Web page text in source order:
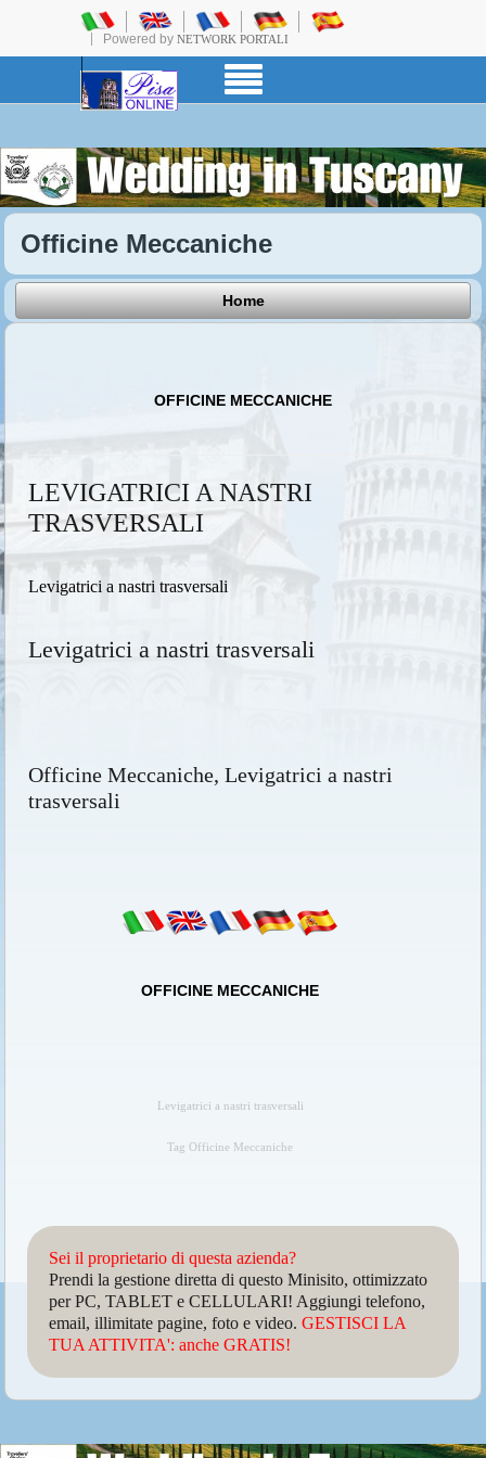
Powered by NETWORK PORTALI
Officine Meccaniche
Home
OFFICINE MECCANICHE
LEVIGATRICI A NASTRI
TRASVERSALI
Levigatrici a nastri trasversali
Levigatrici a nastri trasversali
Officine Meccaniche, Levigatrici a nastri
trasversali
OFFICINE MECCANICHE
Levigatrici a nastri trasversali
Tag Officine Meccaniche
Sei il proprietario di questa azienda?
Prendi la gestione diretta di questo Minisito, ottimizzato
per PC, TABLET e CELLULARI! Aggiungi telefono,
email, illimitate pagine, foto e video.GESTISCI LA
TUA ATTIVITA': anche GRATIS!